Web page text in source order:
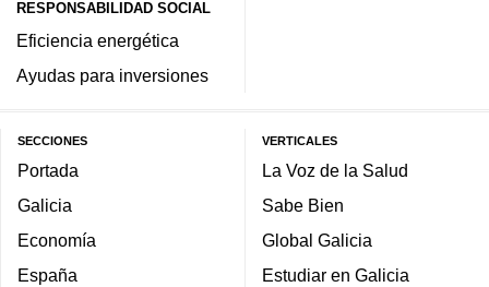
RESPONSABILIDAD SOCIAL
Eficiencia energética
Ayudas para inversiones
SECCIONES
Portada
Galicia
Economía
España
VERTICALES
La Voz de la Salud
Sabe Bien
Global Galicia
Estudiar en Galicia